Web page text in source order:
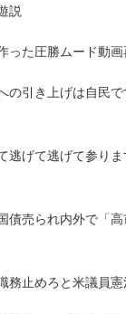
説
った圧勝ムード動画
の引き上げは自民
逃げて逃げて参り
債売られ内外で「
務止めろと米議員